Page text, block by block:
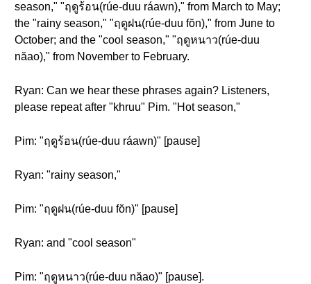
season," "ฤดูร้อน(rúe-duu ráawn)," from March to May;
the "rainy season," "ฤดูฝน(rúe-duu fŏn)," from June to
October; and the "cool season," "ฤดูหนาว(rúe-duu
năao)," from November to February.
Ryan: Can we hear these phrases again? Listeners,
please repeat after "khruu" Pim. "Hot season,"
Pim: "ฤดูร้อน(rúe-duu ráawn)" [pause]
Ryan: "rainy season,"
Pim: "ฤดูฝน(rúe-duu fŏn)" [pause]
Ryan: and "cool season"
Pim: "ฤดูหนาว(rúe-duu năao)" [pause].